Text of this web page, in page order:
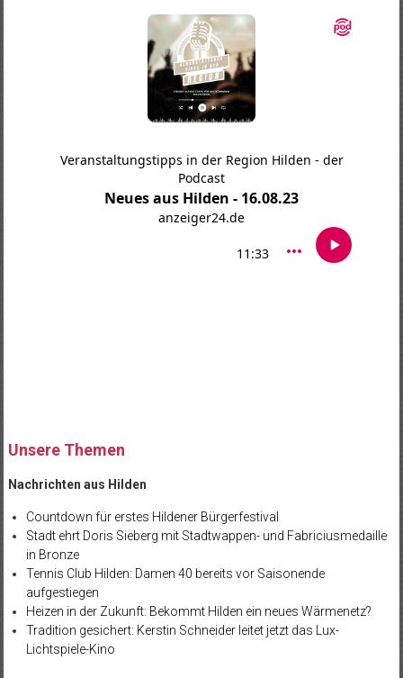
Unsere Themen
Nachrichten aus Hilden
Countdown für erstes Hildener Bürgerfestival
Stadt ehrt Doris Sieberg mit Stadtwappen- und Fabriciusmedaille
in Bronze
Tennis Club Hilden: Damen 40 bereits vor Saisonende
aufgestiegen
Heizen in der Zukunft: Bekommt Hilden ein neues Wärmenetz?
Tradition gesichert: Kerstin Schneider leitet jetzt das Lux-
Lichtspiele-Kino